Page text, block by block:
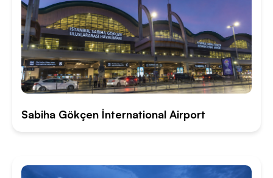
Sabiha Gökçen İnternational Airport